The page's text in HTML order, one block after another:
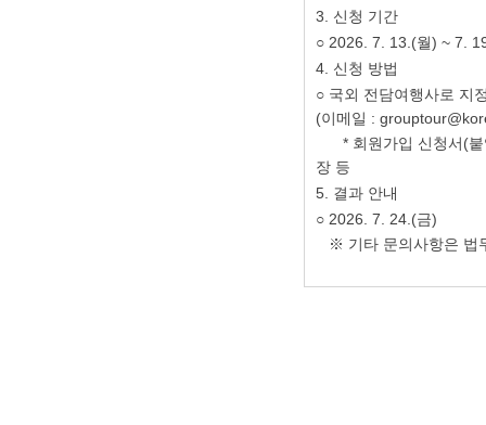
3. 신청 기간
○ 2026. 7. 13.(월) ~ 7.
4. 신청 방법
○ 국외 전담여행사로 지
(이메일 :
* 회원가입 신청서(
장 등
5. 결과 안내
○ 2026. 7. 24.(금)
※ 기타 문의사항은 법